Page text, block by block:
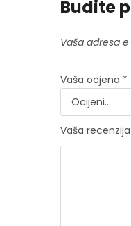
Budite
Vaša adresa
Vaša ocjena *
Vaša recenzija